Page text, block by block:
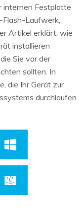
internen Festplatte
Laufwerk,
Artikel erklärt, wie
installieren
Sie vor der
sollten. In
die Ihr Gerät zur
durchlaufen